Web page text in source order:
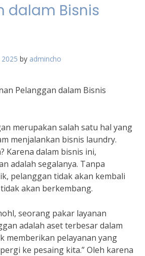
dalam Bisnis
2025 by admincho
Pelanggan dalam Bisnis
merupakan salah satu hal yang
menjalankan bisnis laundry.
Karena dalam bisnis ini,
adalah segalanya. Tanpa
pelanggan tidak akan kembali
akan berkembang.
seorang pakar layanan
adalah aset terbesar dalam
memberikan pelayanan yang
ke pesaing kita.” Oleh karena